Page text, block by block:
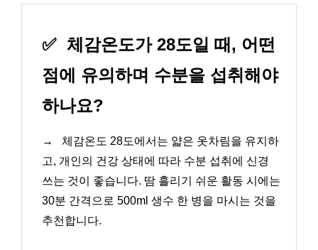
✅ 체감온도가 28도일 때, 어떤
점에 유의하며 수분을 섭취해야
하나요?
→
체감온도 28도에서는 얇은 옷차림을 유지하
고, 개인의 건강 상태에 따라 수분 섭취에 신경
쓰는 것이 좋습니다. 땀 흘리기 쉬운 활동 시에는
30분 간격으로 500ml 생수 한 병을 마시는 것을
추천합니다.